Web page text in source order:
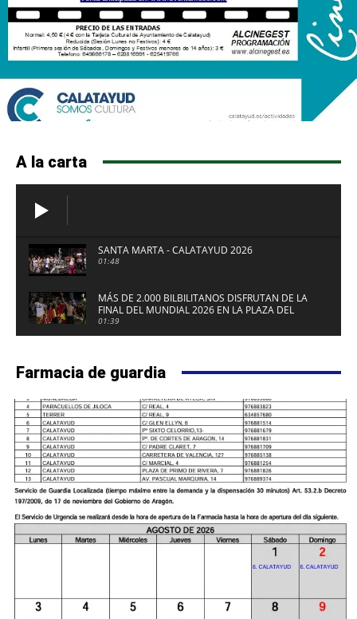
A la carta
SANTA MARTA - CALATAYUD 2026
01:48
MÁS DE 2.000 BILBILITANOS DISFRUTAN DE LA
FINAL DEL MUNDIAL 2026 EN LA PLAZA DEL
FUERTE DE CALATAYUD
01:39
Farmacia de guardia